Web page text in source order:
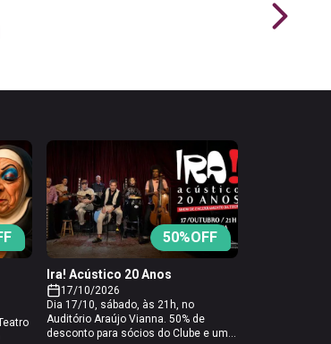
50%OFF
Ira! Acústico 20 Anos
17/10/2026
Dia 17/10, sábado, às 21h, no
Auditório Araújo Vianna. 50% de
desconto para sócios do Clube e um